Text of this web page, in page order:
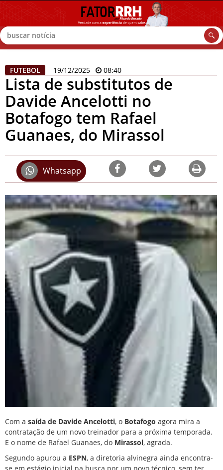
Buscar
FUTEBOL 19/12/2025 08:40
Lista de substitutos de
Davide Ancelotti no
Botafogo tem Rafael
Guanaes, do Mirassol
Whatsapp
Com a saída de Davide Ancelotti, o Botafogo agora mira a
contratação de um novo treinador para a próxima temporada.
E o nome de Rafael Guanaes, do Mirassol, agrada.
Segundo apurou a ESPN, a diretoria alvinegra ainda encontra-